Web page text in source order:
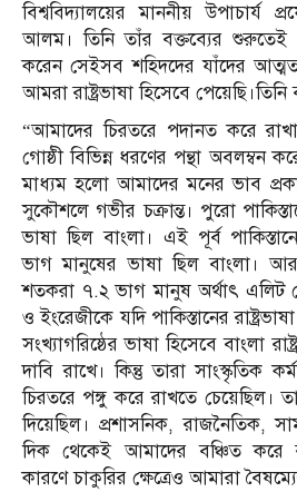
বিশ্ববিদ্যালয়ের মাননীয় উপাচার্য
আলম। তিনি তাঁর বক্তব্যের শুরুতেই
করেন সেইসব শহিদদের যাঁদের
আমরা রাষ্ট্রভাষা হিসেবে
“আমাদের চিরতরে পদানত করে
গোষ্ঠী বিভিন্ন ধরণের পন্থা অবলম্বন
মাধ্যম হলো আমাদের মনের ভাব
সুকৌশলে গভীর চক্রান্ত। পুরো
ভাষা ছিল বাংলা। এই পূর্ব
ভাগ মানুষের ভাষা ছিল বাংলা। আর
শতকরা ৭.২ ভাগ মানুষ অর্থাৎ এলিট
ও ইংরেজীকে যদি পাকিস্তানের
সংখ্যাগরিষ্ঠের ভাষা হিসেবে বাংলা
দাবি রাখে। কিন্তু তারা সাংস্কৃতিক
চিরতরে পঙ্গু করে রাখতে চেয়েছিল।
দিয়েছিল। প্রশাসনিক, রাজনৈতিক,
দিক থেকেই আমাদের বঞ্চিত করে
কারণে চাকুরির ক্ষেত্রেও আমারা